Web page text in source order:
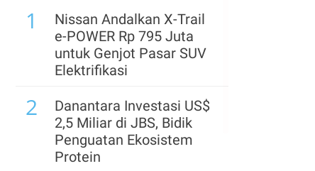
1
Nissan Andalkan X-Trail
e-POWER Rp 795 Juta
untuk Genjot Pasar SUV
Elektrifikasi
2
Danantara Investasi US$
2,5 Miliar di JBS, Bidik
Penguatan Ekosistem
Protein